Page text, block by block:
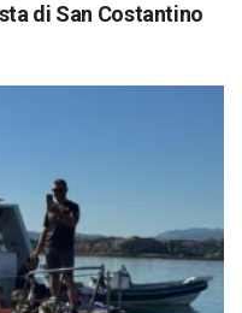
di San Costantino